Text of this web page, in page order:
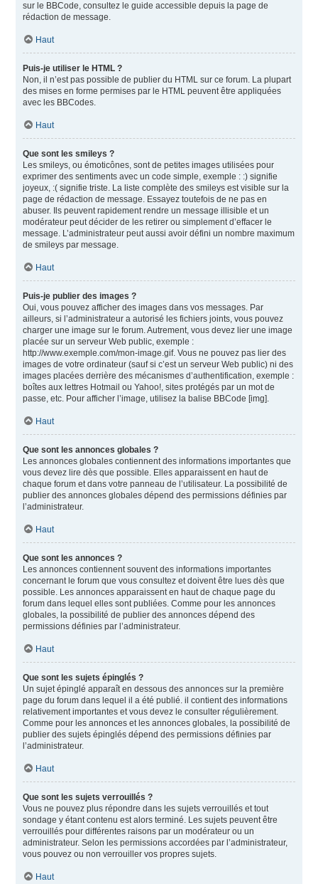
sur le BBCode, consultez le guide accessible depuis la page de
rédaction de message.
Haut
Puis-je utiliser le HTML ?
Non, il n’est pas possible de publier du HTML sur ce forum. La plupart
des mises en forme permises par le HTML peuvent être appliquées
avec les BBCodes.
Haut
Que sont les smileys ?
Les smileys, ou émoticônes, sont de petites images utilisées pour
exprimer des sentiments avec un code simple, exemple : :) signifie
joyeux, :( signifie triste. La liste complète des smileys est visible sur la
page de rédaction de message. Essayez toutefois de ne pas en
abuser. Ils peuvent rapidement rendre un message illisible et un
modérateur peut décider de les retirer ou simplement d’effacer le
message. L’administrateur peut aussi avoir défini un nombre maximum
de smileys par message.
Haut
Puis-je publier des images ?
Oui, vous pouvez afficher des images dans vos messages. Par
ailleurs, si l’administrateur a autorisé les fichiers joints, vous pouvez
charger une image sur le forum. Autrement, vous devez lier une image
placée sur un serveur Web public, exemple :
http://www.exemple.com/mon-image.gif. Vous ne pouvez pas lier des
images de votre ordinateur (sauf si c’est un serveur Web public) ni des
images placées derrière des mécanismes d’authentification, exemple :
boîtes aux lettres Hotmail ou Yahoo!, sites protégés par un mot de
passe, etc. Pour afficher l’image, utilisez la balise BBCode [img].
Haut
Que sont les annonces globales ?
Les annonces globales contiennent des informations importantes que
vous devez lire dès que possible. Elles apparaissent en haut de
chaque forum et dans votre panneau de l’utilisateur. La possibilité de
publier des annonces globales dépend des permissions définies par
l’administrateur.
Haut
Que sont les annonces ?
Les annonces contiennent souvent des informations importantes
concernant le forum que vous consultez et doivent être lues dès que
possible. Les annonces apparaissent en haut de chaque page du
forum dans lequel elles sont publiées. Comme pour les annonces
globales, la possibilité de publier des annonces dépend des
permissions définies par l’administrateur.
Haut
Que sont les sujets épinglés ?
Un sujet épinglé apparaît en dessous des annonces sur la première
page du forum dans lequel il a été publié. il contient des informations
relativement importantes et vous devez le consulter régulièrement.
Comme pour les annonces et les annonces globales, la possibilité de
publier des sujets épinglés dépend des permissions définies par
l’administrateur.
Haut
Que sont les sujets verrouillés ?
Vous ne pouvez plus répondre dans les sujets verrouillés et tout
sondage y étant contenu est alors terminé. Les sujets peuvent être
verrouillés pour différentes raisons par un modérateur ou un
administrateur. Selon les permissions accordées par l’administrateur,
vous pouvez ou non verrouiller vos propres sujets.
Haut